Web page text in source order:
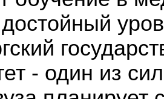
- один из